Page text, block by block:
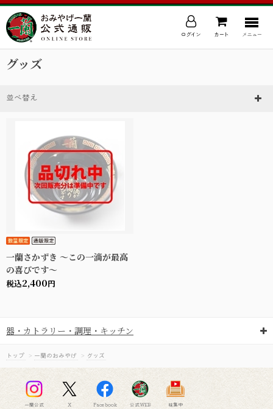
ログイン カート メニュー
グッズ
並べ替え
一蘭さかずき ～この一滴が最高
の喜びです～
税込2,400円
器・カトラリー・調理・キッチン
トップ > 一蘭のおみやげ > グッズ
一蘭公式 X Facebook 公式WEB 味集中